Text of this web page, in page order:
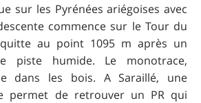
sur les Pyrénées ariégoises avec
commence sur le Tour du
au point 1095 m après un
piste humide. Le monotrace,
dans les bois. A Saraillé, une
permet de retrouver un PR qui